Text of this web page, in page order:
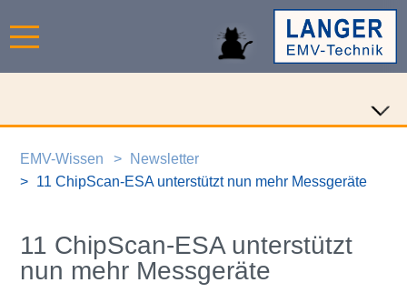
EMV-Wissen
Newsletter
11 ChipScan-ESA unterstützt nun mehr Messgeräte
11 ChipScan-ESA unterstützt
nun mehr Messgeräte